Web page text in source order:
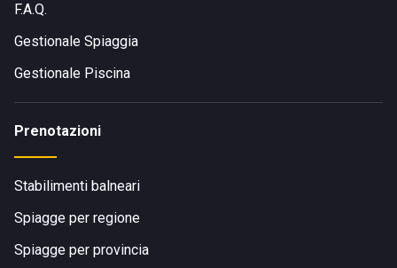
F.A.Q.
Gestionale Spiaggia
Gestionale Piscina
Prenotazioni
Stabilimenti balneari
Spiagge per regione
Spiagge per provincia